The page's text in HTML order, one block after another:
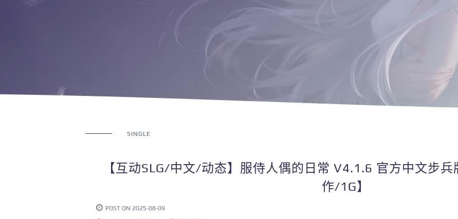
SINGLE
【互动SLG/中文/动态】服侍人偶的日常 V4.1.6 官方中文步
作/1G】
POST ON 2025-08-09